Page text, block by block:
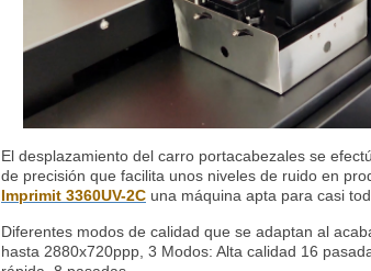
El desplazamiento del carro portacabezales se
de precisión que facilita unos niveles de ruido en
Imprimit 3360UV-2C una máquina apta para casi
Diferentes modos de calidad que se adaptan al
hasta 2880x720ppp, 3 Modos: Alta calidad 16